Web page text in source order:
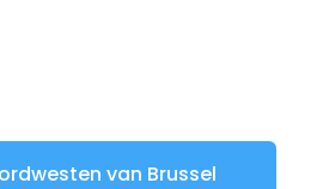
van Brussel